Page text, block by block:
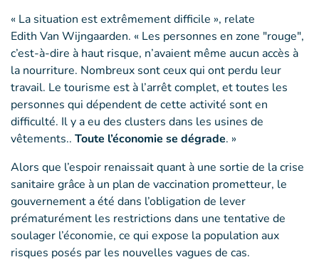
« La situation est extrêmement difficile », relate
Edith Van Wijngaarden. « Les personnes en zone "rouge",
c’est-à-dire à haut risque, n’avaient même aucun accès à
la nourriture. Nombreux sont ceux qui ont perdu leur
travail. Le tourisme est à l’arrêt complet, et toutes les
personnes qui dépendent de cette activité sont en
difficulté. Il y a eu des clusters dans les usines de
vêtements.. Toute l’économie se dégrade. »
Alors que l’espoir renaissait quant à une sortie de la crise
sanitaire grâce à un plan de vaccination prometteur, le
gouvernement a été dans l’obligation de lever
prématurément les restrictions dans une tentative de
soulager l’économie, ce qui expose la population aux
risques posés par les nouvelles vagues de cas.